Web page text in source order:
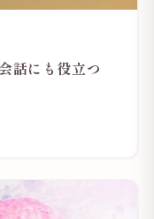
話にも役立つ